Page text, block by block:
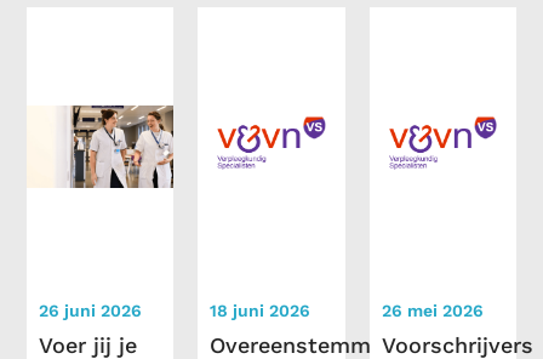
26 juni 2026
Voer jij je
18 juni 2026
Overeenstemming
26 mei 2026
Voorschrijvers